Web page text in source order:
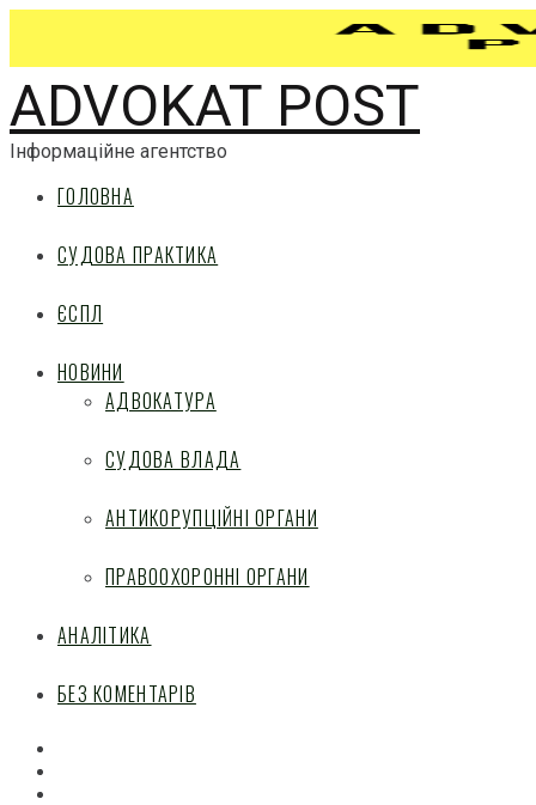
ADVOKAT POST
Інформаційне агентство
ГОЛОВНА
СУДОВА ПРАКТИКА
ЄСПЛ
НОВИНИ
АДВОКАТУРА
СУДОВА ВЛАДА
АНТИКОРУПЦІЙНІ ОРГАНИ
ПРАВООХОРОННІ ОРГАНИ
АНАЛІТИКА
БЕЗ КОМЕНТАРІВ